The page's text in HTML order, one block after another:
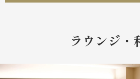
ラウンジ・